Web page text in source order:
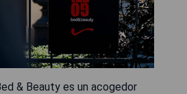
& Beauty es un acogedor